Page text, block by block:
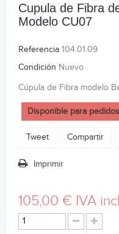
Cupula de Fibra
Modelo CU07
Referencia 104.01.09
Condición Nuevo
Cúpula de Fibra modelo
Disponible para
Tweet Compartir
Imprimir
105,00 € IVA